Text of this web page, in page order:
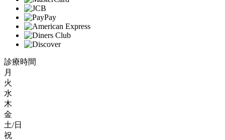
診療時間
月
火
水
木
金
土/日
祝